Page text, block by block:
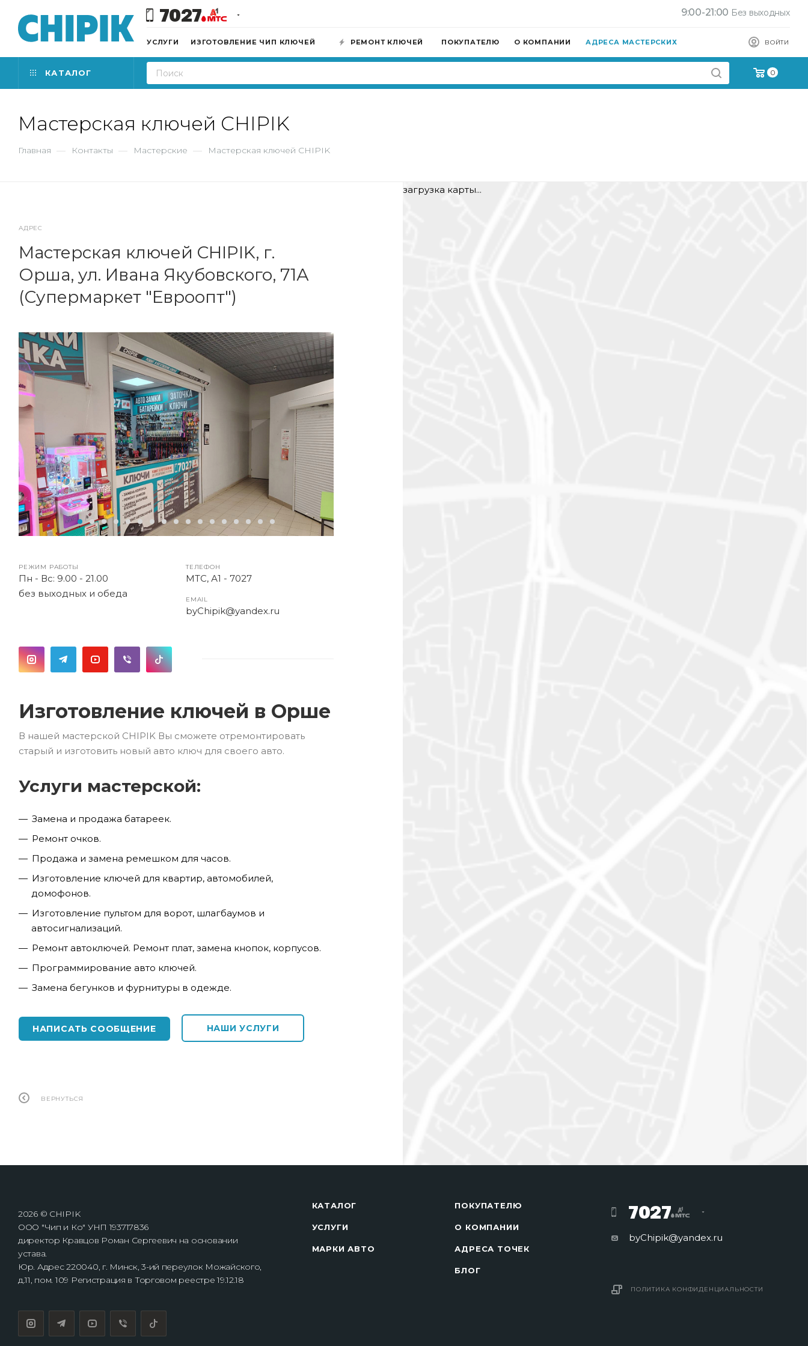
7027 9:00-21:00 Без выходных
ВОЙТИ
УСЛУГИ ИЗГОТОВЛЕНИЕ ЧИП КЛЮЧЕЙ РЕМОНТ КЛЮЧЕЙ ПОКУПАТЕЛЮ О КОМПАНИИ АДРЕСА МАСТЕРСКИХ
0
КАТАЛОГ
Мастерская ключей CHIPIK
Главная — Контакты — Мастерские — Мастерская ключей CHIPIK
АДРЕС
Мастерская ключей CHIPIK, г.
Орша, ул. Ивана Якубовского, 71А
(Супермаркет "Евроопт")
РЕЖИМ РАБОТЫ
Пн - Вс: 9.00 - 21.00
без выходных и обеда
ТЕЛЕФОН
МТС, А1 - 7027
EMAIL
byChipik@yandex.ru
Изготовление ключей в Орше
В нашей мастерской CHIPIK Вы сможете отремонтировать
старый и изготовить новый авто ключ для своего авто.
Услуги мастерской:
Замена и продажа батареек.
Ремонт очков.
Продажа и замена ремешком для часов.
Изготовление ключей для квартир, автомобилей,
домофонов.
Изготовление пультом для ворот, шлагбаумов и
автосигнализаций.
Ремонт автоключей. Ремонт плат, замена кнопок, корпусов.
Программирование авто ключей.
Замена бегунков и фурнитуры в одежде.
НАПИСАТЬ СООБЩЕНИЕ НАШИ УСЛУГИ
ВЕРНУТЬСЯ
загрузка карты...
2026 © CHIPIK
ООО "Чип и Ко" УНП 193717836
директор Кравцов Роман Сергеевич на основании
устава.
Юр. Адрес 220040, г. Минск, 3-ий переулок Можайского,
д.11, пом. 109 Регистрация в Торговом реестре 19.12.18
КАТАЛОГ
УСЛУГИ
МАРКИ АВТО
ПОКУПАТЕЛЮ
О КОМПАНИИ
АДРЕСА ТОЧЕК
БЛОГ
7027
byChipik@yandex.ru
ПОЛИТИКА КОНФИДЕНЦИАЛЬНОСТИ